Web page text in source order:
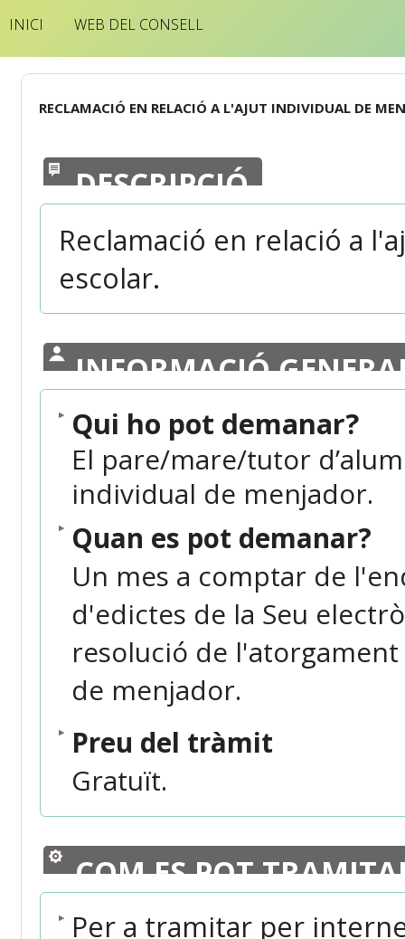
INICI WEB DEL CONSELL
RECLAMACIÓ EN RELACIÓ A L'AJUT INDIVIDUAL DE
DESCRIPCIÓ
Reclamació en relació a
escolar.
INFORMACIÓ
Qui ho pot demanar?
El pare/mare/tutor
individual de menjador.
Quan es pot demanar?
Un mes a comptar de
d'edictes de la Seu
resolució de
de menjador.
Preu del tràmit
Gratuït.
COM ES POT
Per a tramitar per